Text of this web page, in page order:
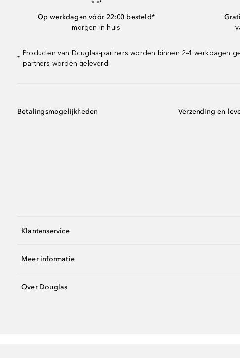
Op werkdagen vóór 22:00 besteld*
morgen in huis
*
Producten van Douglas-partners worden binnen 2-4 werkdagen
partners worden geleverd.
Betalingsmogelijkheden Verzending en
Klantenservice
Meer informatie
Over Douglas